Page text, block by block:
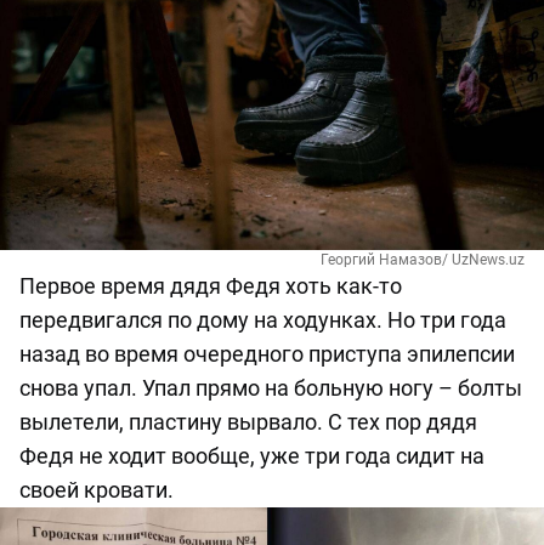
Георгий Намазов/ UzNews.uz
Первое время дядя Федя хоть как-то
передвигался по дому на ходунках. Но три года
назад во время очередного приступа эпилепсии
снова упал. Упал прямо на больную ногу – болты
вылетели, пластину вырвало. С тех пор дядя
Федя не ходит вообще, уже три года сидит на
своей кровати.